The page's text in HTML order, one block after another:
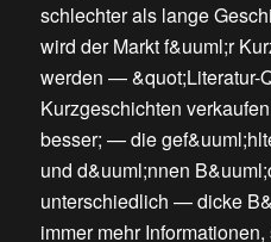
schlechter als lange
wird der Markt f&uuml;r
werden —&quot;Literatur-
Kurzgeschichten
besser; —die
und d&uuml;nnen
unterschiedlich —dicke
immer mehr